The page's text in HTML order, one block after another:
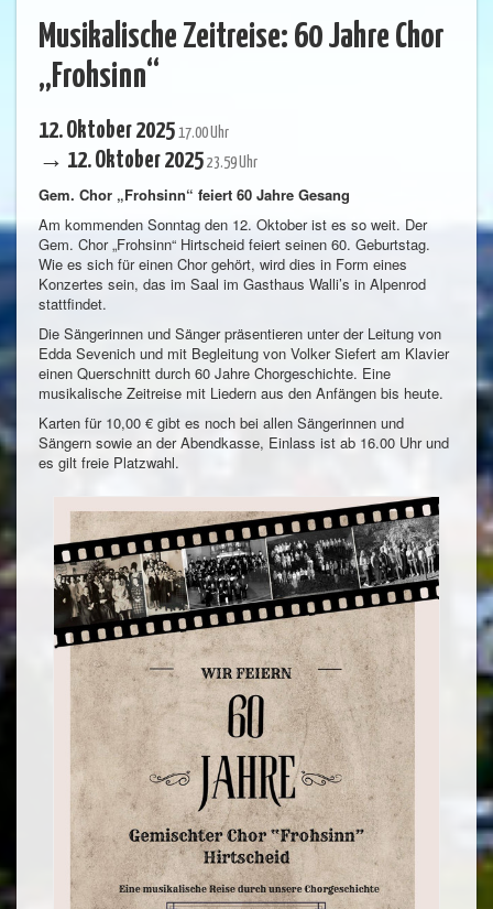
Musikalische Zeitreise: 60 Jahre Chor
„Frohsinn“
12. Oktober 2025 17.00 Uhr
→ 12. Oktober 2025 23.59 Uhr
Gem. Chor „Frohsinn“ feiert 60 Jahre Gesang
Am kommenden Sonntag den 12. Oktober ist es so weit. Der
Gem. Chor „Frohsinn“ Hirtscheid feiert seinen 60. Geburtstag.
Wie es sich für einen Chor gehört, wird dies in Form eines
Konzertes sein, das im Saal im Gasthaus Walli’s in Alpenrod
stattfindet.
Die Sängerinnen und Sänger präsentieren unter der Leitung von
Edda Sevenich und mit Begleitung von Volker Siefert am Klavier
einen Querschnitt durch 60 Jahre Chorgeschichte. Eine
musikalische Zeitreise mit Liedern aus den Anfängen bis heute.
Karten für 10,00 € gibt es noch bei allen Sängerinnen und
Sängern sowie an der Abendkasse, Einlass ist ab 16.00 Uhr und
es gilt freie Platzwahl.